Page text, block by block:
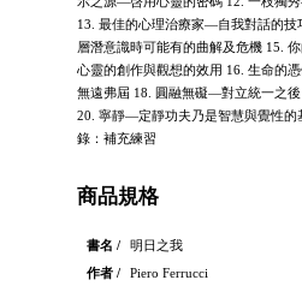
13. 最佳的心理治療家—自我對話的
層潛意識時可能有的曲解及危機 15.
心靈的創作與觀想的效用 16. 生命的
無遠弗屆 18. 圓融無礙—對立統一之
20. 寧靜—定靜功夫乃是智慧與覺性的
錄：補充練習
商品規格
書名 /
明日之我
作者 /
Piero Ferrucci